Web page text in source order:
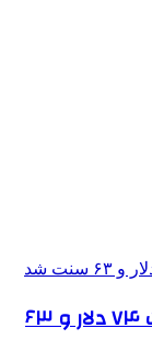
قیمت جهانی نفت امروز ۲۵ بهمن؛ برنت ۷۴ دلار و ۶۳